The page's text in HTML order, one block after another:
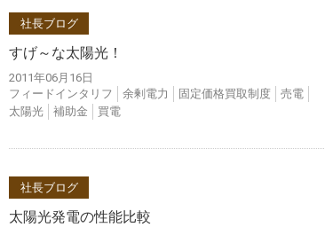
社長ブログ
すげ～な太陽光！
2011年06月16日
フィードインタリフ
余剰電力 固定価格買取制度
売電
太陽光
補助金 買電
社長ブログ
太陽光発電の性能比較